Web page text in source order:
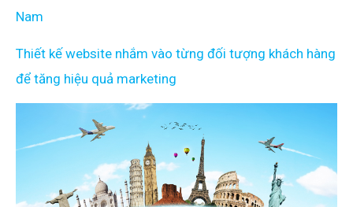
Nam
Thiết kế website nhắm vào từng đối tượng khách hàng
để tăng hiệu quả marketing